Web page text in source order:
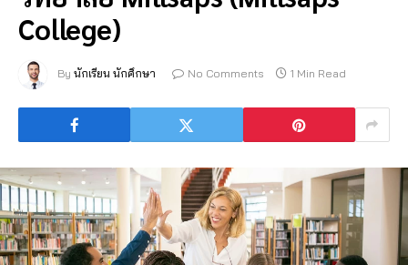
College)
By นักเรียน นักศึกษา No Comments 1 Min Read